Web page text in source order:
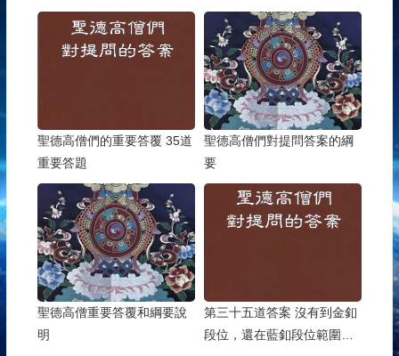
聖德高僧們的重要答覆 35道
重要答題
聖德高僧們對提問答案的綱
要
聖德高僧重要答覆和綱要說
明
第三十五道答案 沒有到金釦
段位，還在藍釦段位範圍內